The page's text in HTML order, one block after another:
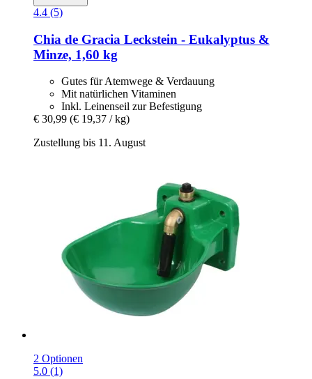
4.4 (5)
Chia de Gracia Leckstein -​ Eukalyptus &
Minze, 1,60 kg
Gutes für Atemwege & Verdauung
Mit natürlichen Vitaminen
Inkl. Leinenseil zur Befestigung
€ 30,99 (€ 19,37 / kg)
Zustellung bis 11. August
2 Optionen
5.0 (1)